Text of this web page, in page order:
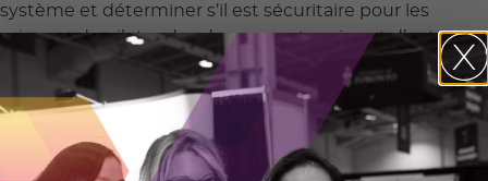
système et déterminer s’il est sécuritaire pour les
mineurs de piloter des drones souterrains et d’autres
appareils depuis la surface. Exécutant les systèmes sur
des réseaux 5G, le projet met à l’essai des drones
souterrains dirigés depuis la surface avec une
connectivité continue à large bande passante et à
faible latence d’environ dix millisecondes ou moins.